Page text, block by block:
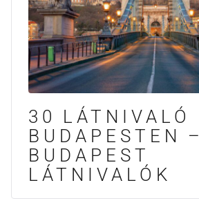
30 LÁTNIVALÓ
BUDAPESTEN –
BUDAPEST
LÁTNIVALÓK